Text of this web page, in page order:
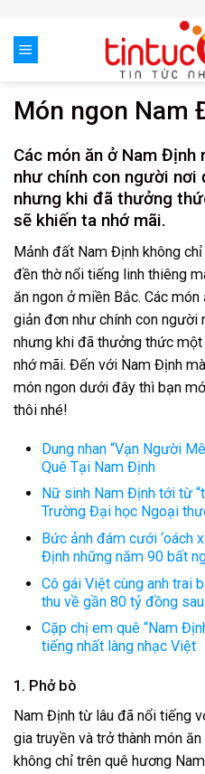
content
Món ngon Nam
Các món ăn ở Nam
như chính con người nơi
nhưng khi đã thưởng
sẽ khiến ta nhớ mãi.
Mảnh đất Nam Định không
đền thờ nổi tiếng linh thiêng
ăn ngon ở miền Bắc. Các
giản đơn như chính con người
nhưng khi đã thưởng thức
nhớ mãi. Đến với Nam Định
món ngon dưới đây thì bạn
thôi nhé!
Dung nhan “Vạn Người
Quê Tại Nam Định
Nữ sinh Nam Định tới từ
Trường Đại học Ngoại
Bức ảnh đám cưới ‘oách
Định những năm 90 bất
Cô gái Việt cùng anh trai
thu về gần 80 tỷ đồng
Cặp chị em quê “Nam
tiếng nhất làng nhạc Việt
1. Phở bò
Nam Định từ lâu đã nổi tiếng
gia truyền và trở thành món
không chỉ trên quê hương